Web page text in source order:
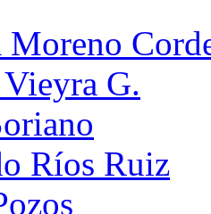
Moreno
G.
Ríos Ruiz